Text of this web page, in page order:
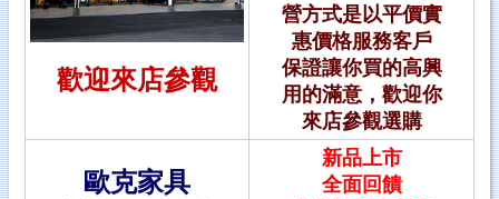
歡迎來店參觀
營方式是以平價實
惠價格服務客戶
保證讓你買的高興
用的滿意，歡迎你
來店參觀選購
歐克家具
新品上市
全面回饋